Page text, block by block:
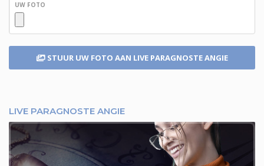
UW FOTO
STUUR UW FOTO AAN LIVE PARAGNOSTE ANGIE
LIVE PARAGNOSTE ANGIE